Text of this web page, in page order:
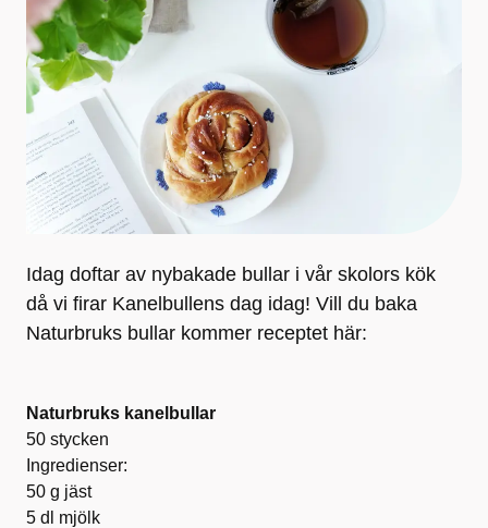
Idag doftar av nybakade bullar i vår skolors kök
då vi firar Kanelbullens dag idag! Vill du baka
Naturbruks bullar kommer receptet här:
Naturbruks kanelbullar
50 stycken
Ingredienser:
50 g jäst
5 dl mjölk